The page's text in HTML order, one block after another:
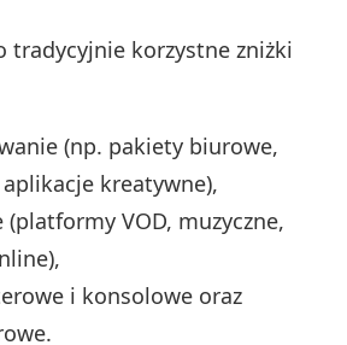
tradycyjnie korzystne zniżki
(np. pakiety biurowe,
kreatywne),
(platformy VOD, muzyczne,
i konsolowe oraz